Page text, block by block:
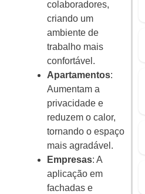
colaboradores,
criando um
ambiente de
trabalho mais
confortável.
Apartamentos:
Aumentam a
privacidade e
reduzem o calor,
tornando o espaço
mais agradável.
Empresas: A
aplicação em
fachadas e